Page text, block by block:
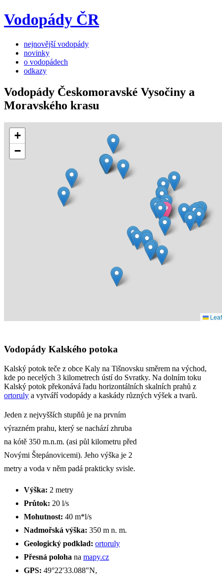
Vodopády ČR
nejnovější vodopády
novinky
o vodopádech
odkazy
Vodopády Českomoravské Vysočiny a
Moravského krasu
+
−
Vodopády Kalského potoka
Kalský potok teče z obce Kaly na Tišnovsku směrem na východ,
kde po necelých 3 kilometrech ústí do Svratky. Na dolním toku
Kalský potok překonává řadu horizontálních skalních prahů z
ortoruly a vytváří vodopády a kaskády různých výšek a tvarů.
Jeden z nejvyšších stupňů je na prvním
výrazném prahu, který se nachází zhruba
na kótě 350 m.n.m. (asi půl kilometru před
Novými Štepánovicemi). Jeho výška je 2
metry a voda v něm padá prakticky svisle.
Výška: 2 metry
Průtok: 20 l/s
Mohutnost: 40 m*l/s
Nadmořská výška: 350 m n. m.
Geologický podklad: ortoruly
Přesná poloha na mapy.cz
GPS: 49°22'33.088"N,